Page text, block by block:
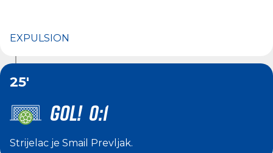
EXPULSION
25'
GOL! 0:1
Strijelac je Smail Prevljak.